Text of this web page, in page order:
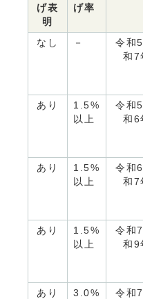
げ表
明
げ率
なし －
令和
和7
あり
1.5%
以上
令和
和6
あり
1.5%
以上
令和
和7
あり
1.5%
以上
令和
和9
あり
3.0%
令和